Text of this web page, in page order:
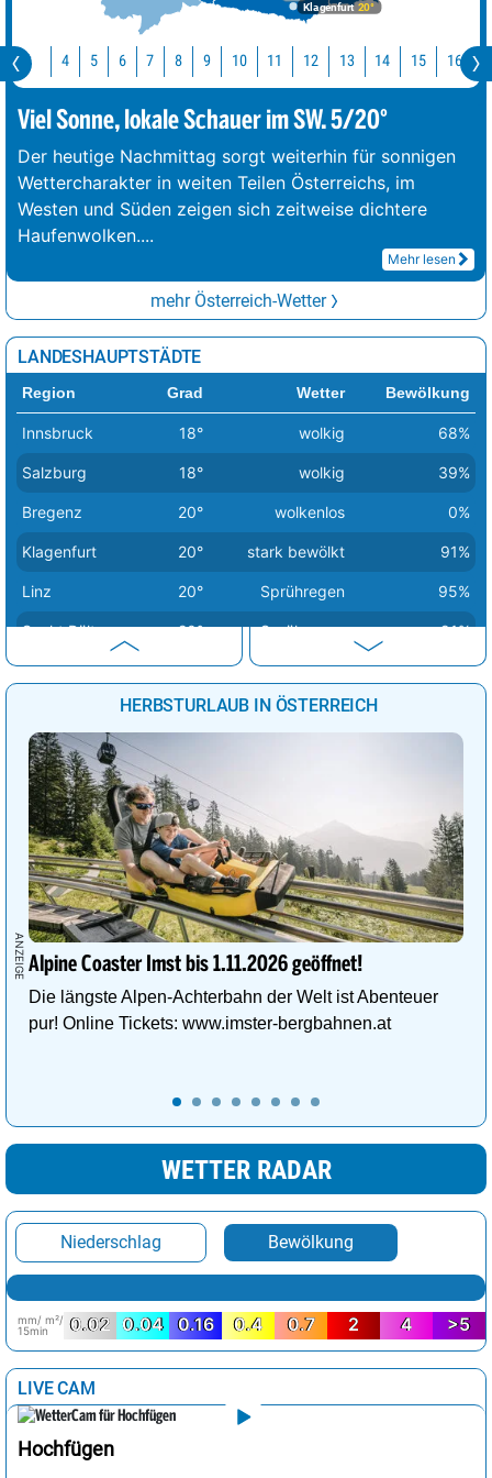
Klagenfurt 20°
Jetzt 9 10 11 12 13 14 15
Viel Sonne, lokale Schauer im SW. 5/20°
Der heutige Nachmittag sorgt weiterhin für sonnigen
Wettercharakter in weiten Teilen Österreichs, im
Westen und Süden zeigen sich zeitweise dichtere
Haufenwolken....
Mehr lesen
mehr Österreich-Wetter
LANDESHAUPTSTÄDTE
Region Grad Wetter Bewölkung
Innsbruck 18° wolkig 68%
Salzburg 18° wolkig 39%
Bregenz 20° wolkenlos 0%
Klagenfurt 20° stark bewölkt 91%
Linz 20° Sprühregen 95%
Sankt Pölten 20° Sprühregen 91%
Eisenstadt 23° stark bewölkt 91%
23° Sprühregen
Graz
HERBSTURLAUB IN ÖSTERREICH
Alpine Coaster Imst bis 1.11.2026 geöffnet!
Die längste Alpen-Achterbahn der Welt ist Abenteuer
pur! Online Tickets: www.imster-bergbahnen.at
WETTER RADAR
Niederschlag Bewölkung
mm/ m²/
15min
0.02 0.04 0.16 0.4 0.7 2 4 >5
LIVE CAM
Hochfügen